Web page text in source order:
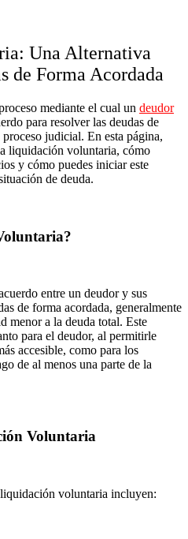
Una Alternativa
de Forma Acordada
mediante el cual un deudor
para resolver las deudas de
judicial. En esta página,
liquidación voluntaria, cómo
y cómo puedes iniciar este
de deuda.
entre un deudor y sus
de forma acordada, generalmente
menor a la deuda total. Este
para el deudor, al permitirle
accesible, como para los
de al menos una parte de la
Voluntaria
voluntaria incluyen: